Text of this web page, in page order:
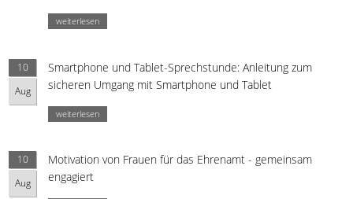
weiterlesen
10
Aug
Smartphone und Tablet-Sprechstunde: Anleitung zum
sicheren Umgang mit Smartphone und Tablet
weiterlesen
10
Aug
Motivation von Frauen für das Ehrenamt - gemeinsam
engagiert